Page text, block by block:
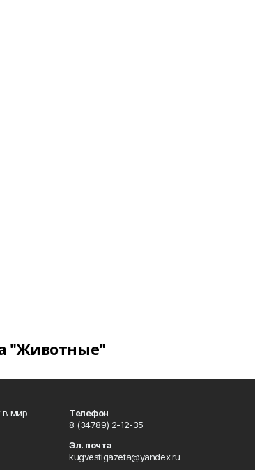
"Животные"
в мир
Телефон
8 (34789) 2-12-35
Эл. почта
kugvestigazeta@yandex.ru